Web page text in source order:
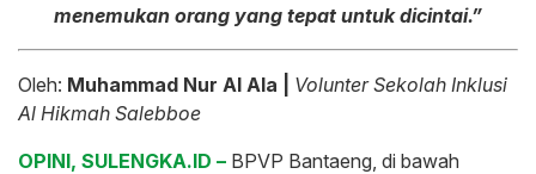
menemukan orang yang tepat untuk dicintai.”
Oleh: Muhammad Nur Al Ala |
Volunter Sekolah Inklusi
Al Hikmah Salebboe
OPINI, SULENGKA.ID – BPVP Bantaeng, di bawah